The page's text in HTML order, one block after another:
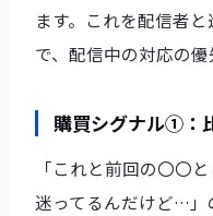
ます。これを配信者
で、配信中の対応の優
購買シグナル①：
「これと前回の〇〇
迷ってるんだけど…」